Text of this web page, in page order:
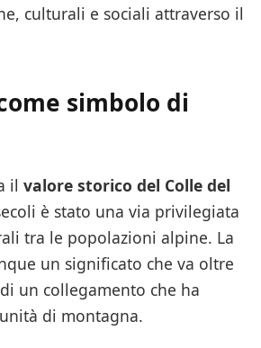
culturali e sociali attraverso il
simbolo di
il valore storico del Colle del
è stato una via privilegiata
tra le popolazioni alpine. La
un significato che va oltre
un collegamento che ha
di montagna.